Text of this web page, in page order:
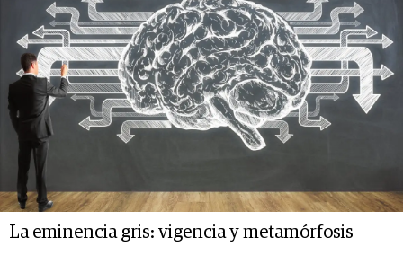
La eminencia gris: vigencia y metamórfosis